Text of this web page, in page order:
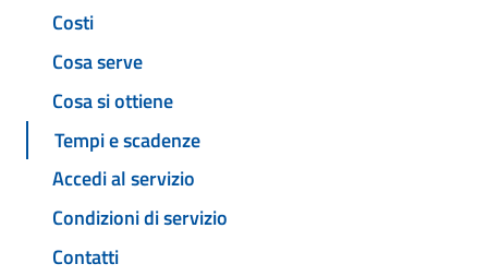
Costi
Cosa serve
Cosa si ottiene
Tempi e scadenze
Accedi al servizio
Condizioni di servizio
Contatti